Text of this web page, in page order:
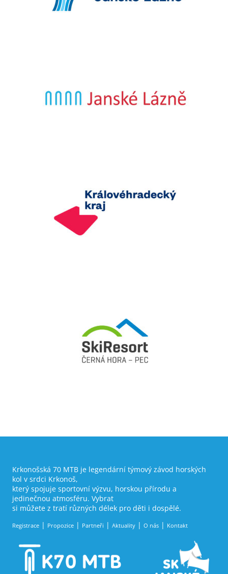
Krkonošská 70 MTB je legendární týmový závod horských
kol v srdci Krkonoš,
který spojuje sportovní výzvu, horskou přírodu a
jedinečnou atmosféru. Vybrat
si můžete z tratí různých délek pro děti i dospělé.
Registrace Propozice Partneři Aktuality O nás Kontakt